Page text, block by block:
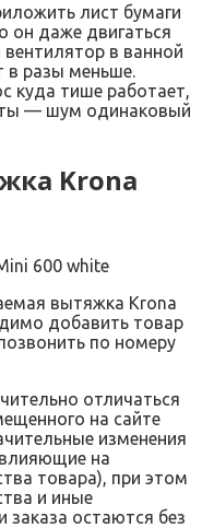
лист бумаги
он даже двигаться
в ванной
в разы меньше.
тише работает,
— шум одинаковый
Krona
вытяжка Krona
добавить товар
по номеру
отличаться
на сайте
изменения
влияющие на
товара), при этом
и иные
заказа остаются без